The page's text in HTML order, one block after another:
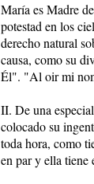
María es Madre
potestad en los
derecho natural
causa, como su
Él". "Al oir mi
II. De una
colocado su
toda hora, como
en par y ella tiene